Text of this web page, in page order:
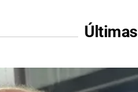
Últimas